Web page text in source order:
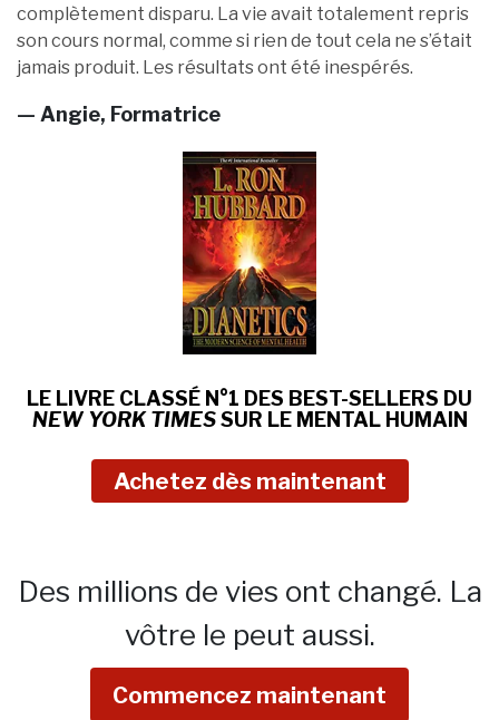
complètement disparu. La vie avait totalement repris
son cours normal, comme si rien de tout cela ne s’était
jamais produit. Les résultats ont été inespérés.
— Angie, Formatrice
LE LIVRE CLASSÉ N°1 DES BEST-SELLERS DU
NEW YORK TIMESSUR LE MENTAL HUMAIN
Achetez dès maintenant
Des millions de vies ont changé. La
vôtre le peut aussi.
Commencez maintenant